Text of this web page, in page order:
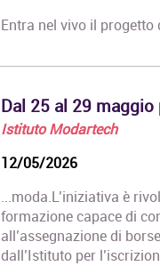
Entra nel vivo il progetto
Dal 25 al 29
Istituto Modartech
12/05/2026
...moda.L’iniziativa è
formazione capace di
all’assegnazione di
dall’Istituto per